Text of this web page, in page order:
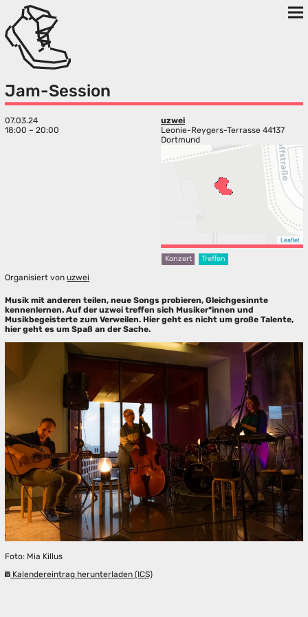
Jam-Session
07.03.24
18:00 – 20:00
uzwei
Leonie-Reygers-Terrasse 44137
Dortmund
Leaflet
Konzert Treffen
Organisiert vonuzwei
Musik mit anderen teilen, neue Songs probieren, Gleichgesinnte
kennenlernen. Auf der uzwei treffen sich Musiker*innen und
Musikbegeisterte zum Verweilen. Hier geht es nicht um große Talente,
hier geht es um Spaß an der Sache.
Foto: Mia Killus
Kalendereintrag herunterladen (ICS)